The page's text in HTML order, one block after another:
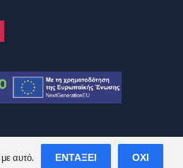
αυτό. ΕΝΤΆΞΕΙ ΌΧΙ